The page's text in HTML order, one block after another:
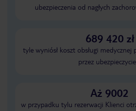
ubezpieczenia od nagłych
689 420 zł
tyle wyniósł koszt obsługi
przez
Aż 9002
w przypadku tylu rezerwacji Klienci